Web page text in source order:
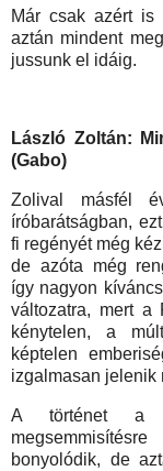
Már csak azért is
aztán mindent
jussunk el idáig.
László Zoltán:
(Gabo)
Zolival másfél
íróbarátságban,
fi regényét még
de azóta még
így nagyon
változatra, mert a
kénytelen, a
képtelen
izgalmasan jelenik
A történet a
bonyolódik, de